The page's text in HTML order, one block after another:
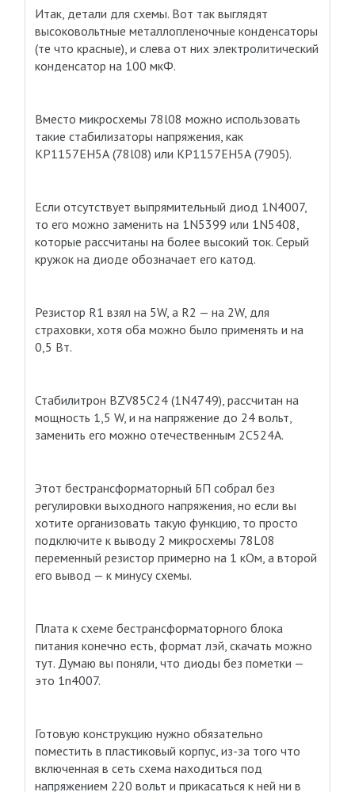
Итак, детали для схемы. Вот так выглядят
высоковольтные металлопленочные конденсаторы
(те что красные), и слева от них электролитический
конденсатор на 100 мкФ.
Вместо микросхемы 78l08 можно использовать
такие стабилизаторы напряжения, как
КР1157ЕН5А (78l08) или КР1157ЕН5А (7905).
Если отсутствует выпрямительный диод 1N4007,
то его можно заменить на 1N5399 или 1N5408,
которые рассчитаны на более высокий ток. Серый
кружок на диоде обозначает его катод.
Резистор R1 взял на 5W, а R2 — на 2W, для
страховки, хотя оба можно было применять и на
0,5 Вт.
Стабилитрон BZV85C24 (1N4749), рассчитан на
мощность 1,5 W, и на напряжение до 24 вольт,
заменить его можно отечественным 2С524А.
Этот бестрансформаторный БП собрал без
регулировки выходного напряжения, но если вы
хотите организовать такую функцию, то просто
подключите к выводу 2 микросхемы 78L08
переменный резистор примерно на 1 кОм, а второй
его вывод — к минусу схемы.
Плата к схеме бестрансформаторного блока
питания конечно есть, формат лэй, скачать можно
тут. Думаю вы поняли, что диоды без пометки —
это 1n4007.
Готовую конструкцию нужно обязательно
поместить в пластиковый корпус, из-за того что
включенная в сеть схема находиться под
напряжением 220 вольт и прикасаться к ней ни в